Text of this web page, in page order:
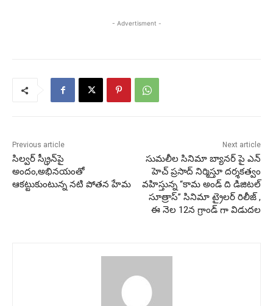
- Advertisment -
Previous article
సిల్వ‌ర్ స్క్రీన్‌పై
అందం,అభిన‌యంతో
ఆకట్టుకుంటున్న నటి పోతన హేమ
Next article
సుమలీల సినిమా బ్యానర్ పై ఎన్
హెచ్ ప్రసాద్ నిర్మిస్తూ దర్శకత్వం
వహిస్తున్న “కామ అండ్ ది డిజిటల్
సూత్రాస్” సినిమా ట్రైలర్ రిలీజ్ ,
ఈ నెల 12న గ్రాండ్ గా విడుదల